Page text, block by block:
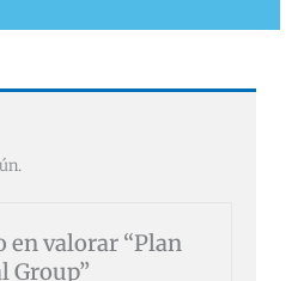
en valorar “Plan
Group”